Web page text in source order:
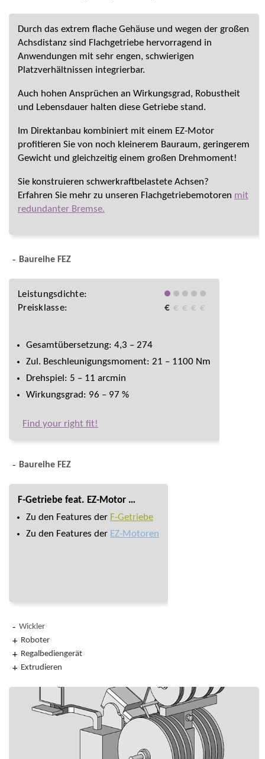
Durch das extrem flache Gehäuse und wegen der großen
Achsdistanz sind Flachgetriebe hervorragend in
Anwendungen mit sehr engen, schwierigen
Platzverhältnissen integrierbar.
Auch hohen Ansprüchen an Wirkungsgrad, Robustheit
und Lebensdauer halten diese Getriebe stand.
Im Direktanbau kombiniert mit einem EZ-Motor
profitieren Sie von noch kleinerem Bauraum, geringerem
Gewicht und gleichzeitig einem großen Drehmoment!
Sie konstruieren schwerkraftbelastete Achsen?
Erfahren Sie mehr zu unseren Flachgetriebemotoren mit
redundanter Bremse.
Baureihe FEZ
Leistungsdichte:
Preisklasse:
€ € € € €
Gesamtübersetzung: 4,3 – 274
Zul. Beschleunigungsmoment: 21 – 1100 Nm
Drehspiel: 5 – 11 arcmin
Wirkungsgrad: 96 – 97 %
Find your right fit!
Baureihe FEZ
F-Getriebe feat. EZ-Motor …
Zu den Features der F-Getriebe
Zu den Features der EZ-Motoren
Wickler
Roboter
Regalbediengerät
Extrudieren